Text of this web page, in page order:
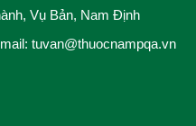
Vụ Bản, Nam Định
tuvan@thuocnampqa.vn